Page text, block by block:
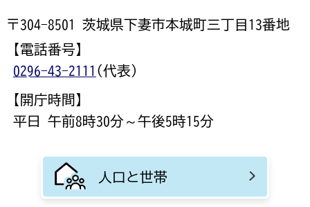
〒304-8501 茨城県下妻市本城町三丁目13番地
【電話番号】
0296-43-2111 (代表)
【開庁時間】
平日 午前8時30分～午後5時15分
人口と世帯